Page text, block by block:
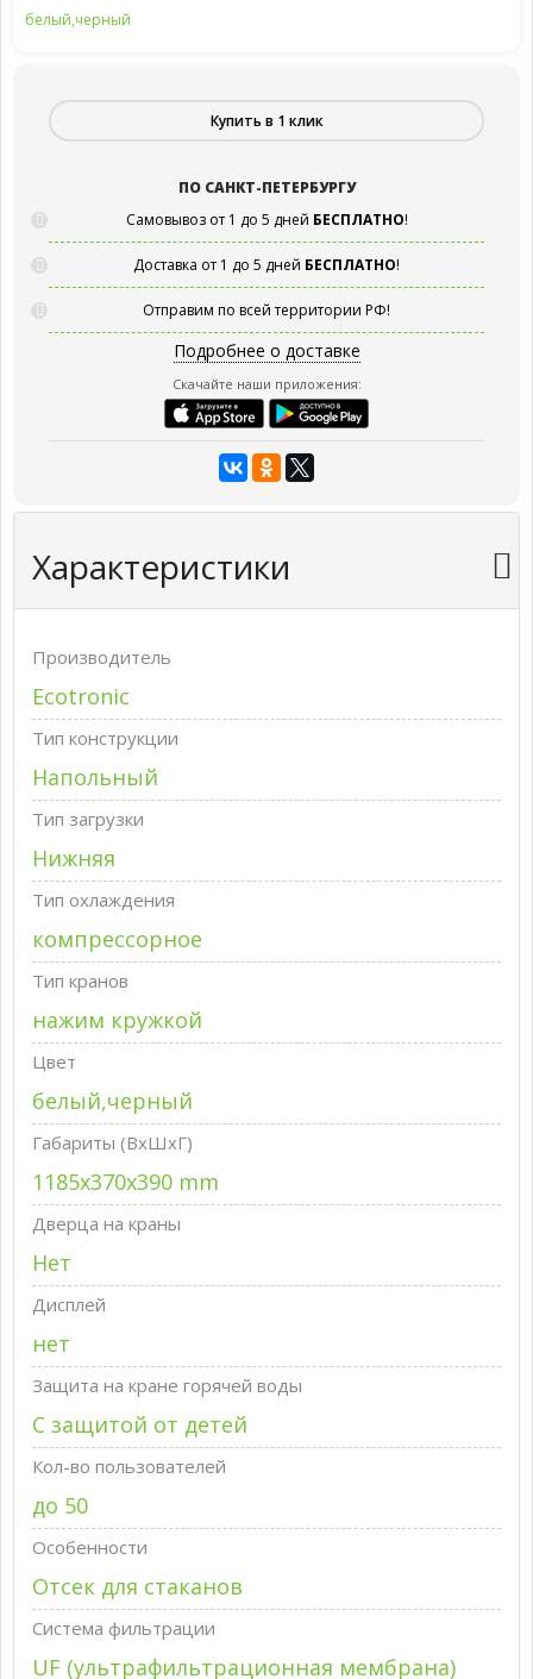
белый,черный
Купить в 1 клик
ПО САНКТ-ПЕТЕРБУРГУ
Самовывоз от 1 до 5 дней БЕСПЛАТНО!
Доставка от 1 до 5 дней БЕСПЛАТНО!
Отправим по всей территории РФ!
Подробнее о доставке
Скачайте наши приложения:
Характеристики
Производитель
Ecotronic
Тип конструкции
Напольный
Тип загрузки
Нижняя
Тип охлаждения
компрессорное
Тип кранов
нажим кружкой
Цвет
белый,черный
Габариты (ВxШxГ)
1185x370x390 mm
Дверца на краны
Нет
Дисплей
нет
Защита на кране горячей воды
С защитой от детей
Кол-во пользователей
до 50
Особенности
Отсек для стаканов
Система фильтрации
UF (ультрафильтрационная мембрана)